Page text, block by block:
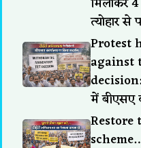
त्योहार
Protest
against
decision:
में बीएसए